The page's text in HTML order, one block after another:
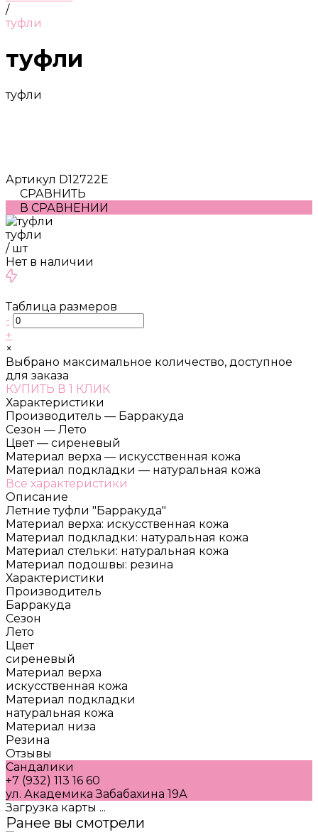
/
туфли
туфли
туфли
Артикул D12722Е
СРАВНИТЬ
В СРАВНЕНИИ
туфли
/ шт
Нет в наличии
Таблица размеров
-
+
×
Выбрано максимальное количество, доступное
для заказа
КУПИТЬ В 1 КЛИК
Характеристики
Производитель — Барракуда
Сезон — Лето
Цвет — сиреневый
Материал верха — искусственная кожа
Материал подкладки — натуральная кожа
Все характеристики
Описание
Летние туфли "Барракуда"
Материал верха: искусственная кожа
Материал подкладки: натуральная кожа
Материал стельки: натуральная кожа
Материал подошвы: резина
Характеристики
Производитель
Барракуда
Сезон
Лето
Цвет
сиреневый
Материал верха
искусственная кожа
Материал подкладки
натуральная кожа
Материал низа
Резина
Отзывы
Сандалики
+7 (932) 113 16 60
ул. Академика Забабахина 19А
Загрузка карты ...
Ранее вы смотрели